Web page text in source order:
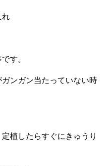
れ
す。
ンガン当たっていない時
植したらすぐにきゅうり